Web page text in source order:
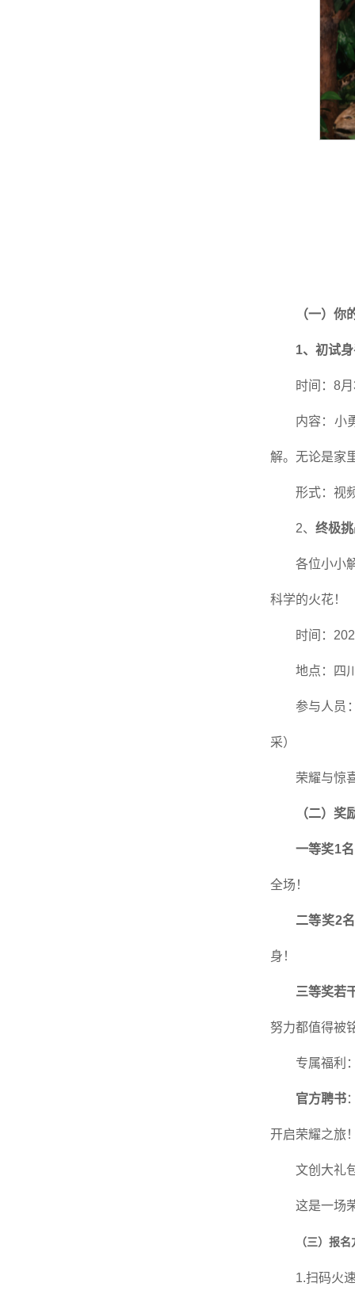
（一）你
1、初试
时间：8
内容：小
解。无论是家
形式：视
2、 终极
各位小小
科学的火花！
时间：
地点：四
参与人员
采）
荣耀与惊
（二）奖
一等奖1名
全场！
二等奖2名
身！
三等奖若
努力都值得被
专属福利
官方聘书
开启荣耀之旅
文创大礼
这是一场
（三）报
1.扫码火